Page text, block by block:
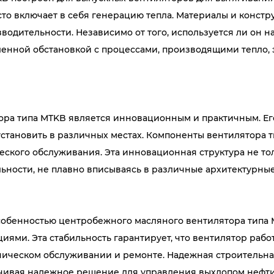
включает в себя генерацию тепла. Материалы и
Независимо от того, используется ли он
обстановкой с процессами, производящими тепло,
типа MTKB является инновационным и практичным.
в различных местах. Компоненты
обслуживания. Эта инновационная структура не
не плавно вписываясь в различные
центробежного масляного вентилятора типа
Эта стабильность гарантирует, что вентилятор
обслуживании и ремонте. Надежная